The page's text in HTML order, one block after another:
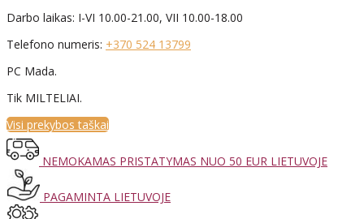
Darbo laikas: I-VI 10.00-21.00, VII 10.00-18.00
Telefono numeris: +370 524 13799
PC Mada.
Tik MILTELIAI.
Visi prekybos taškai
NEMOKAMAS PRISTATYMAS NUO 50 EUR LIETUVOJE
PAGAMINTA LIETUVOJE